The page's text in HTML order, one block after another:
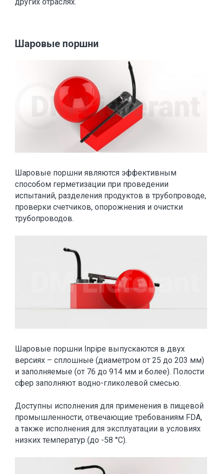
Шаровые поршни
Шаровые поршни являются эффективным
способом герметизации при проведении
испытаний, разделения продуктов в трубопроводе,
проверки счетчиков, опорожнения и очистки
трубопроводов.
Шаровые поршни Inpipe выпускаются в двух
версиях – сплошные (диаметром от 25 до 203 мм)
и заполняемые (от 76 до 914 мм и более). Полости
сфер заполняют водно-гликолевой смесью.
Доступны исполнения для применения в пищевой
промышленности, отвечающие требованиям FDA,
а также исполнения для эксплуатации в условиях
низких температур (до -58 °С).